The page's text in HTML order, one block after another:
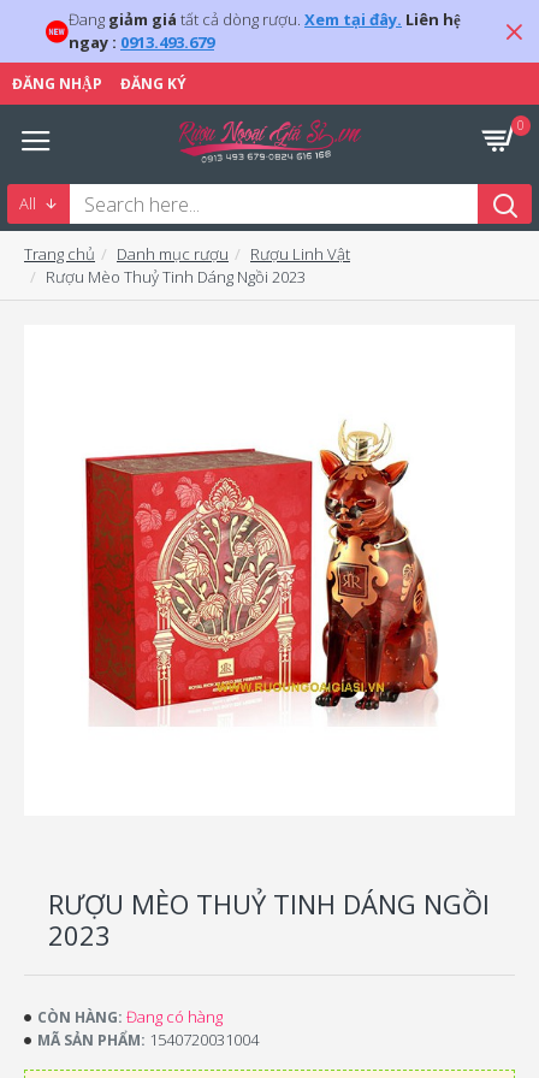
Đang giảm giá tất cả dòng rượu. Xem tại đây. Liên hệ
ngay : 0913.493.679
ĐĂNG NHẬP ĐĂNG KÝ
0
All
Trang chủ Danh mục rượu
Rượu Linh Vật
Rượu Mèo Thuỷ Tinh Dáng Ngồi 2023
RƯỢU MÈO THUỶ TINH DÁNG NGỒI
2023
CÒN HÀNG: Đang có hàng
MÃ SẢN PHẨM: 1540720031004